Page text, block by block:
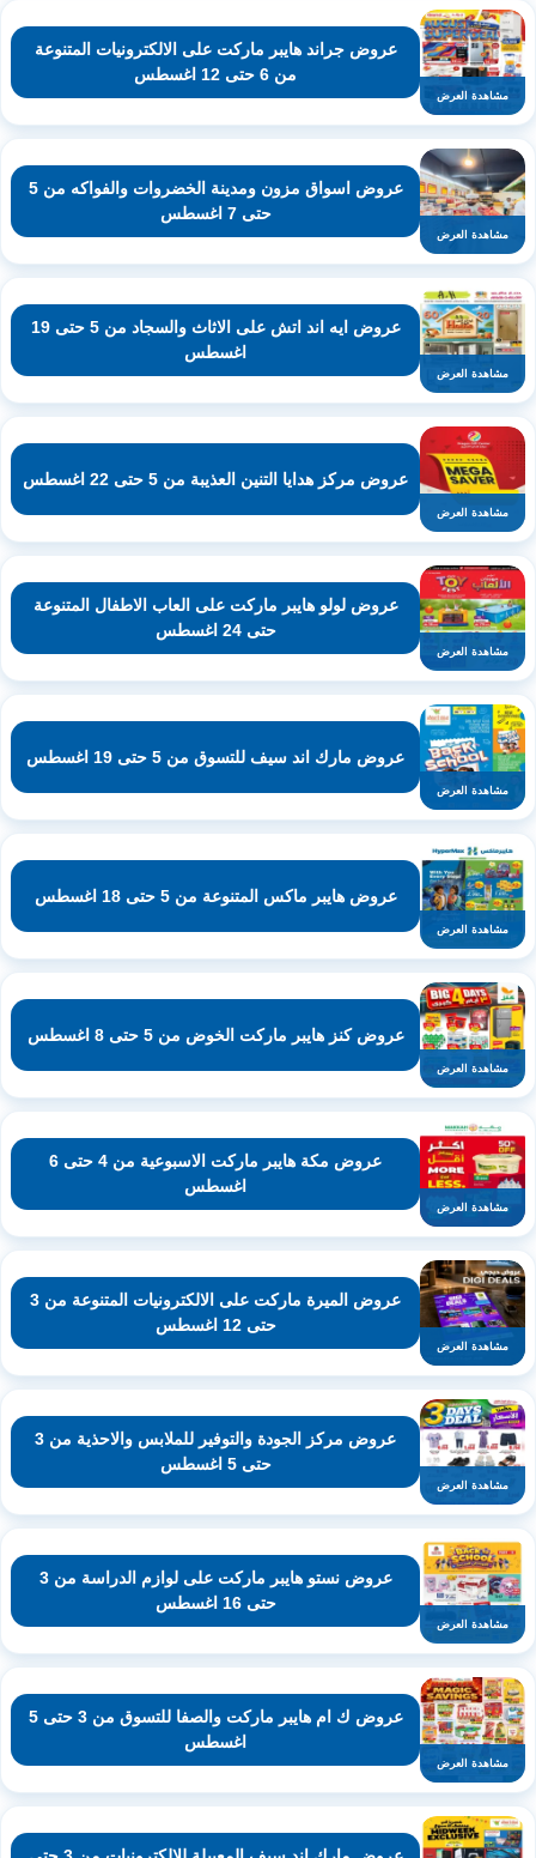
مشاهدة العرض
عروض جراند هايبر ماركت على الالكترونيات المتنوعة
من 6 حتى 12 اغسطس
مشاهدة العرض
عروض اسواق مزون ومدينة الخضروات والفواكه من 5
حتى 7 اغسطس
مشاهدة العرض
عروض ايه اند اتش على الاثاث والسجاد من 5 حتى 19
اغسطس
مشاهدة العرض
عروض مركز هدايا التنين العذيبة من 5 حتى 22 اغسطس
مشاهدة العرض
عروض لولو هايبر ماركت على العاب الاطفال المتنوعة
حتى 24 اغسطس
مشاهدة العرض
عروض مارك اند سيف للتسوق من 5 حتى 19 اغسطس
مشاهدة العرض
عروض هايبر ماكس المتنوعة من 5 حتى 18 اغسطس
مشاهدة العرض
عروض كنز هايبر ماركت الخوض من 5 حتى 8 اغسطس
مشاهدة العرض
عروض مكة هايبر ماركت الاسبوعية من 4 حتى 6
اغسطس
مشاهدة العرض
عروض الميرة ماركت على الالكترونيات المتنوعة من 3
حتى 12 اغسطس
مشاهدة العرض
عروض مركز الجودة والتوفير للملابس والاحذية من 3
حتى 5 اغسطس
مشاهدة العرض
عروض نستو هايبر ماركت على لوازم الدراسة من 3
حتى 16 اغسطس
مشاهدة العرض
عروض ك ام هايبر ماركت والصفا للتسوق من 3 حتى 5
اغسطس